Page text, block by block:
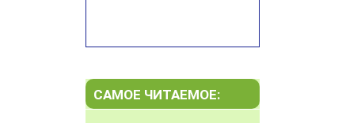
САМОЕ ЧИТАЕМОЕ: